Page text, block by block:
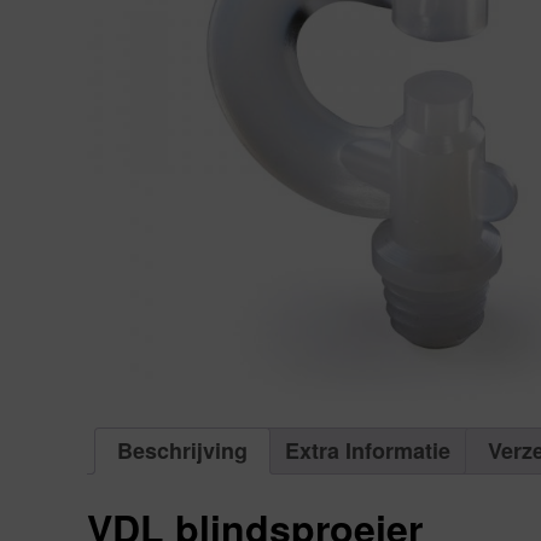
Beschrijving Extra Informatie
VDL blindsproeier